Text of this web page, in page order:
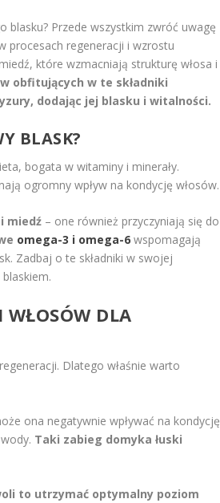
blasku? Przede wszystkim zwróć uwagę
procesach regeneracji i wzrostu
które wzmacniają strukturę włosa i
obfitujących w te składniki
dodając jej blasku i witalności.
BLASK?
bogata w witaminy i minerały.
ogromny wpływ na kondycję włosów.
miedź – one również przyczyniają się do
omega-3 i omega-6 wspomagają
Zadbaj o te składniki w swojej
WŁOSÓW DLA
Dlatego właśnie warto
ona negatywnie wpływać na kondycję
Taki zabieg domyka łuski
to utrzymać optymalny poziom